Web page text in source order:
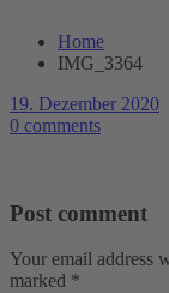
Home
IMG_3364
19. Dezember 2020
0 comments
Post comment
Your email address
marked *